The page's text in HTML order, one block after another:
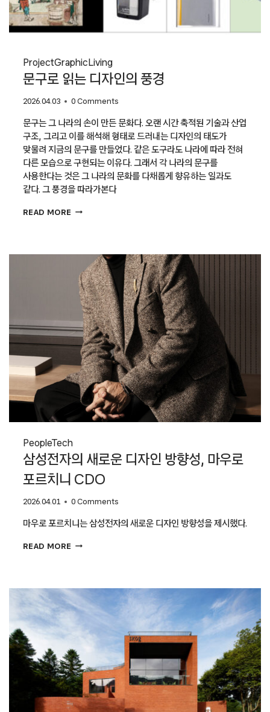
ProjectGraphic Living
문구로 읽는 디자인의 풍경
2026.04.03 0 Comments
문구는 그 나라의 손이 만든 문화다. 오랜 시간 축적된 기술과 산업
구조, 그리고 이를 해석해 형태로 드러내는 디자인의 태도가
맞물려 지금의 문구를 만들었다. 같은 도구라도 나라에 따라 전혀
다른 모습으로 구현되는 이유다. 그래서 각 나라의 문구를
사용한다는 것은 그 나라의 문화를 다채롭게 향유하는 일과도
같다. 그 풍경을 따라가본다
READ MORE 문구로
PeopleTech
삼성전자의 새로운 디자인 방향성, 마우로
포르치니 CDO
2026.04.01 0 Comments
마우로 포르치니는 삼성전자의 새로운 디자인 방향성을 제시했다.
READ MORE 삼성전자의
마우로
포르치니
CDO